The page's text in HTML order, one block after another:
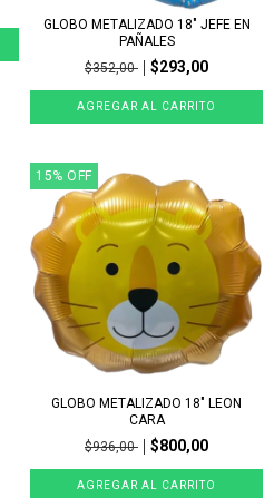
GLOBO METALIZADO 18" JEFE EN
PAÑALES
$352,00
$293,00
15% OFF
GLOBO METALIZADO 18" LEON
CARA
$936,00
$800,00